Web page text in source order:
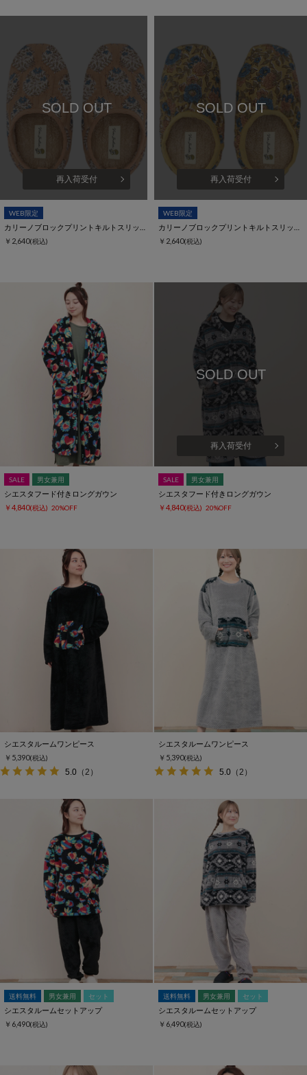
SOLD OUT
再入荷受付
WEB限定
￥2,640(税込)
SOLD OUT
再入荷受付
WEB限定
￥2,640(税込)
SALE 男女兼用
シエスタフード付きロングガウン
￥4,840(税込) 20%OFF
SOLD OUT
再入荷受付
SALE 男女兼用
シエスタフード付きロングガウン
￥4,840(税込) 20%OFF
シエスタルームワンピース
￥5,390(税込)
5.0 （2）
シエスタルームワンピース
￥5,390(税込)
5.0 （2）
送料無料 男女兼用 セット
シエスタルームセットアップ
￥6,490(税込)
送料無料 男女兼用 セット
シエスタルームセットアップ
￥6,490(税込)